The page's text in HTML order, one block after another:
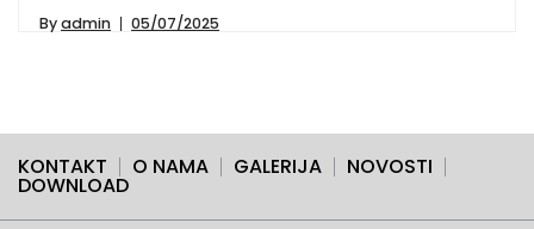
Byadmin 05/07/2025
KONTAKT O NAMA GALERIJA NOVOSTI
DOWNLOAD